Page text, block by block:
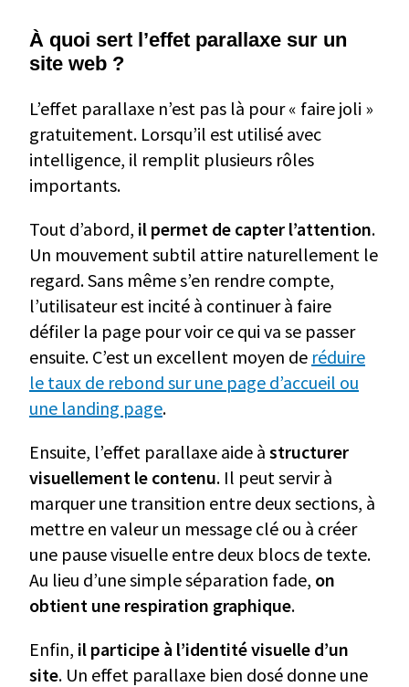
À quoi sert l’effet parallaxe sur un
site web ?
L’effet parallaxe n’est pas là pour « faire joli »
gratuitement. Lorsqu’il est utilisé avec
intelligence, il remplit plusieurs rôles
importants.
Tout d’abord, il permet de capter l’attention.
Un mouvement subtil attire naturellement le
regard. Sans même s’en rendre compte,
l’utilisateur est incité à continuer à faire
défiler la page pour voir ce qui va se passer
ensuite. C’est un excellent moyen de réduire
le taux de rebond sur une page d’accueil ou
une landing page.
Ensuite, l’effet parallaxe aide à structurer
visuellement le contenu. Il peut servir à
marquer une transition entre deux sections, à
mettre en valeur un message clé ou à créer
une pause visuelle entre deux blocs de texte.
Au lieu d’une simple séparation fade, on
obtient une respiration graphique.
Enfin, il participe à l’identité visuelle d’un
site. Un effet parallaxe bien dosé donne une